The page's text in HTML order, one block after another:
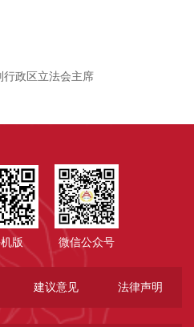
行政区立法会主席
版 微信公众号
建议意见 法律声明